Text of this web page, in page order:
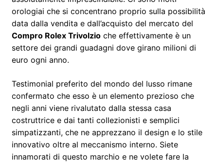
orologiai che si concentrano proprio sulla possibilità
data dalla vendita e dall’acquisto del mercato del
Compro Rolex Trivolzio che effettivamente è un
settore dei grandi guadagni dove girano milioni di
euro ogni anno.
Testimonial preferito del mondo del lusso rimane
confermato che esso è un elemento prezioso che
negli anni viene rivalutato dalla stessa casa
costruttrice e dai tanti collezionisti e semplici
simpatizzanti, che ne apprezzano il design e lo stile
innovativo oltre al meccanismo interno. Siete
innamorati di questo marchio e ne volete fare la